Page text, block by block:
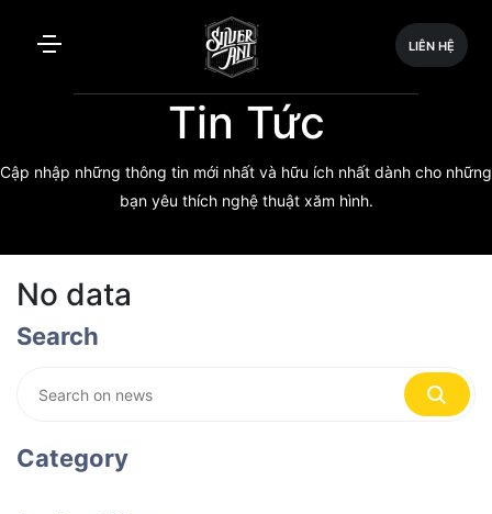
LIÊN HỆ
Tin Tức
Cập nhập những thông tin mới nhất và hữu ích nhất dành cho những
bạn yêu thích nghệ thuật xăm hình.
No data
Search
Category